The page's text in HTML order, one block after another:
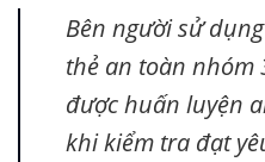
Bên người sử
thẻ an toàn nhóm
được huấn luyện
khi kiểm tra đạt